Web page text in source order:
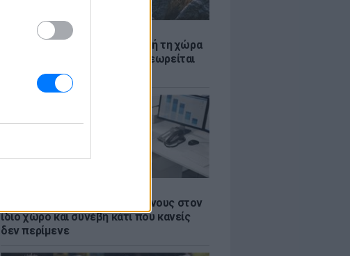
ΘΕΜΑΤΑ
Η παράξενη ελευθερία: Σε αυτή τη χώρα
της Ευρώπης, το γuμνό δεν θεωρείται
πρόκληση
Έβαλαν όλους τους εργαζόμενους στον
ίδιο χώρο και συνέβη κάτι που κανείς
δεν περίμενε